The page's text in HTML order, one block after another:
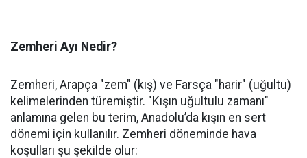
Zemheri Ayı Nedir?
Zemheri, Arapça "zem" (kış) ve Farsça "harir" (uğultu)
kelimelerinden türemiştir. "Kışın uğultulu zamanı"
anlamına gelen bu terim, Anadolu’da kışın en sert
dönemi için kullanılır. Zemheri döneminde hava
koşulları şu şekilde olur: